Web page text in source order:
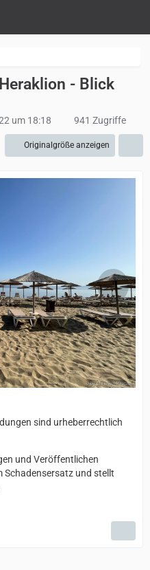
- Blick
um 18:18 941 Zugriffe
Originalgröße anzeigen
sind urheberrechtlich
und Veröffentlichen
Schadensersatz und stellt